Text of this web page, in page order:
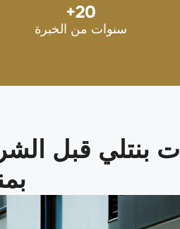
20
+
سنوات من الخبرة
بنتلي قبل